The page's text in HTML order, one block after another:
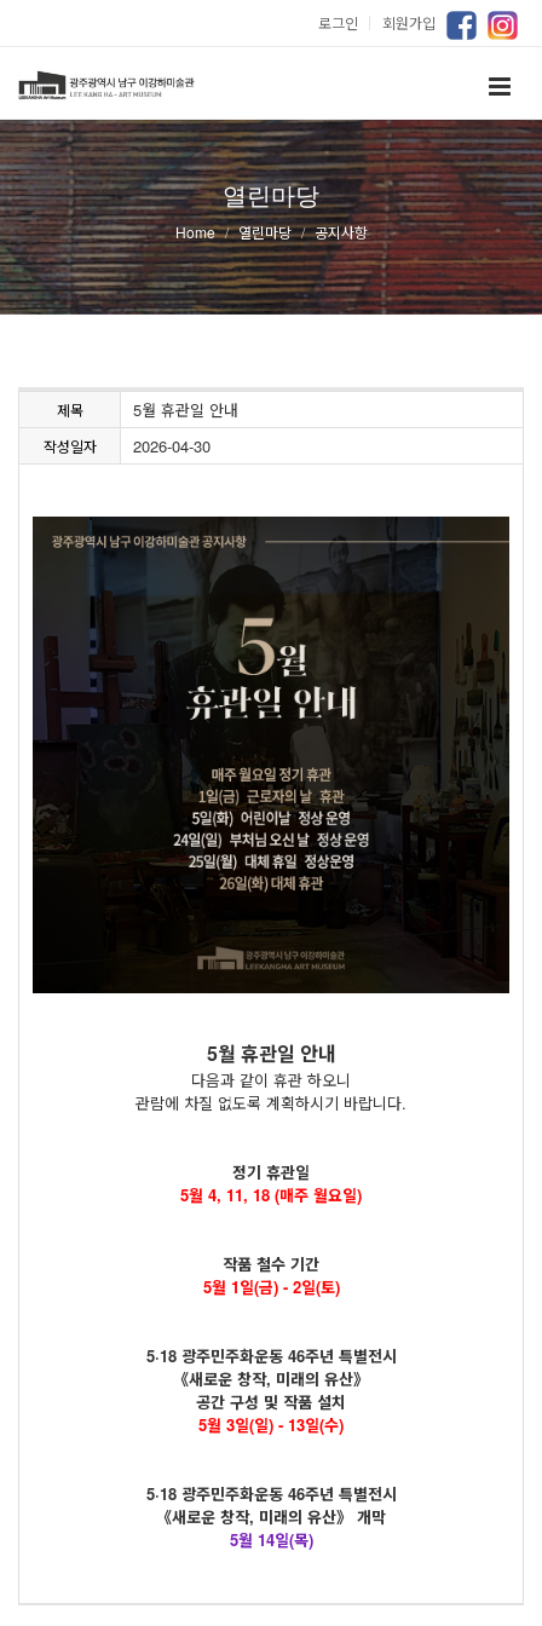
로그인 ｜ 회원가입
열린마당
Home 열린마당 공지사항
제목 5월 휴관일 안내
작성일자 2026-04-30
5월 휴관일 안내
다음과 같이 휴관 하오니
관람에 차질 없도록 계획하시기 바랍니다.
정기 휴관일
5월 4, 11, 18 (매주 월요일)
작품 철수 기간
5월 1일(금) - 2일(토)
5·18 광주민주화운동 46주년 특별전시
《새로운 창작, 미래의 유산》
공간 구성 및 작품 설치
5월 3일(일) - 13일(수)
5·18 광주민주화운동 46주년 특별전시
《새로운 창작, 미래의 유산》 개막
5월 14일(목)